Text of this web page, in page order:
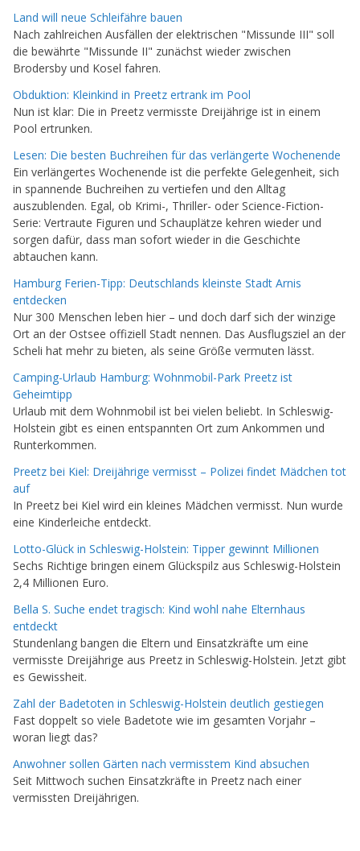
Land will neue Schleifähre bauen
Nach zahlreichen Ausfällen der elektrischen "Missunde III" soll
die bewährte "Missunde II" zunächst wieder zwischen
Brodersby und Kosel fahren.
Obduktion: Kleinkind in Preetz ertrank im Pool
Nun ist klar: Die in Preetz vermisste Dreijährige ist in einem
Pool ertrunken.
Lesen: Die besten Buchreihen für das verlängerte Wochenende
Ein verlängertes Wochenende ist die perfekte Gelegenheit, sich
in spannende Buchreihen zu vertiefen und den Alltag
auszublenden. Egal, ob Krimi-, Thriller- oder Science-Fiction-
Serie: Vertraute Figuren und Schauplätze kehren wieder und
sorgen dafür, dass man sofort wieder in die Geschichte
abtauchen kann.
Hamburg Ferien-Tipp: Deutschlands kleinste Stadt Arnis
entdecken
Nur 300 Menschen leben hier – und doch darf sich der winzige
Ort an der Ostsee offiziell Stadt nennen. Das Ausflugsziel an der
Scheli hat mehr zu bieten, als seine Größe vermuten lässt.
Camping-Urlaub Hamburg: Wohnmobil-Park Preetz ist
Geheimtipp
Urlaub mit dem Wohnmobil ist bei vielen beliebt. In Schleswig-
Holstein gibt es einen entspannten Ort zum Ankommen und
Runterkommen.
Preetz bei Kiel: Dreijährige vermisst – Polizei findet Mädchen tot
auf
In Preetz bei Kiel wird ein kleines Mädchen vermisst. Nun wurde
eine Kinderleiche entdeckt.
Lotto-Glück in Schleswig-Holstein: Tipper gewinnt Millionen
Sechs Richtige bringen einem Glückspilz aus Schleswig-Holstein
2,4 Millionen Euro.
Bella S. Suche endet tragisch: Kind wohl nahe Elternhaus
entdeckt
Stundenlang bangen die Eltern und Einsatzkräfte um eine
vermisste Dreijährige aus Preetz in Schleswig-Holstein. Jetzt gibt
es Gewissheit.
Zahl der Badetoten in Schleswig-Holstein deutlich gestiegen
Fast doppelt so viele Badetote wie im gesamten Vorjahr –
woran liegt das?
Anwohner sollen Gärten nach vermisstem Kind absuchen
Seit Mittwoch suchen Einsatzkräfte in Preetz nach einer
vermissten Dreijährigen.